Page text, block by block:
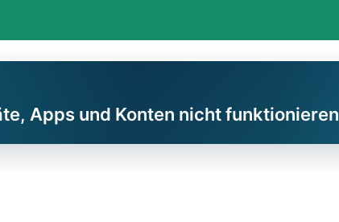
Apps und Konten nicht funktionieren